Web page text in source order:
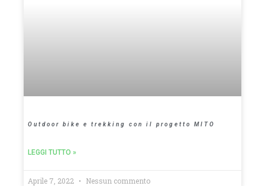
Outdoor bike e trekking con il progetto MITO
LEGGI TUTTO »
Aprile 7, 2022 Nessun commento